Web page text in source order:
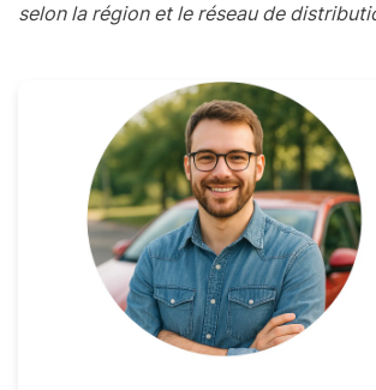
selon la région et le réseau de